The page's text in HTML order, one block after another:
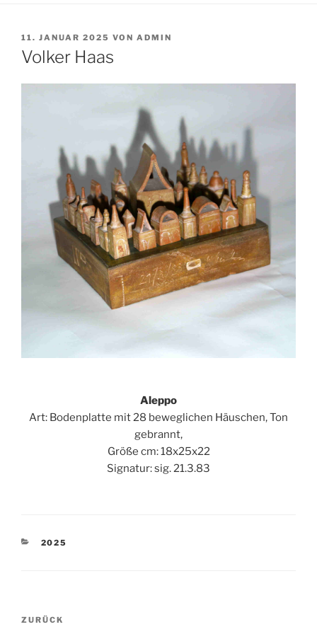
VERÖFFENTLICHT
AM
11. JANUAR 2025 VON ADMIN
Volker Haas
Aleppo
Art: Bodenplatte mit 28 beweglichen Häuschen, Ton
gebrannt,
Größe cm: 18x25x22
Signatur: sig. 21.3.83
KATEGORIEN
2025
Beitragsnavigation
Vorheriger
ZURÜCK